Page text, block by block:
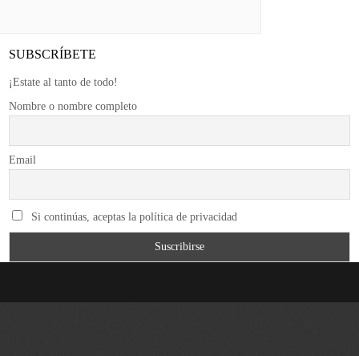
SUBSCRÍBETE
¡Estate al tanto de todo!
Nombre o nombre completo
Email
Si continúas, aceptas la política de privacidad